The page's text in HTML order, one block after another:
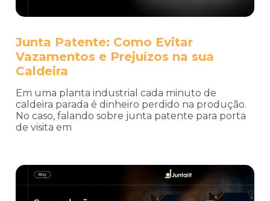
Junta Patente: Como Evitar
Vazamentos e Prejuízos na sua
Caldeira
Em uma planta industrial cada minuto de
caldeira parada é dinheiro perdido na produção.
No caso, falando sobre junta patente para porta
de visita em